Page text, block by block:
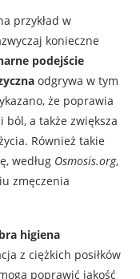
przykład w
konieczne
podejście
odgrywa w tym
że poprawia
ból, a także zwiększa
Również takie
według Osmosis.org,
zmęczenia
higiena
z ciężkich posiłków
poprawić jakość